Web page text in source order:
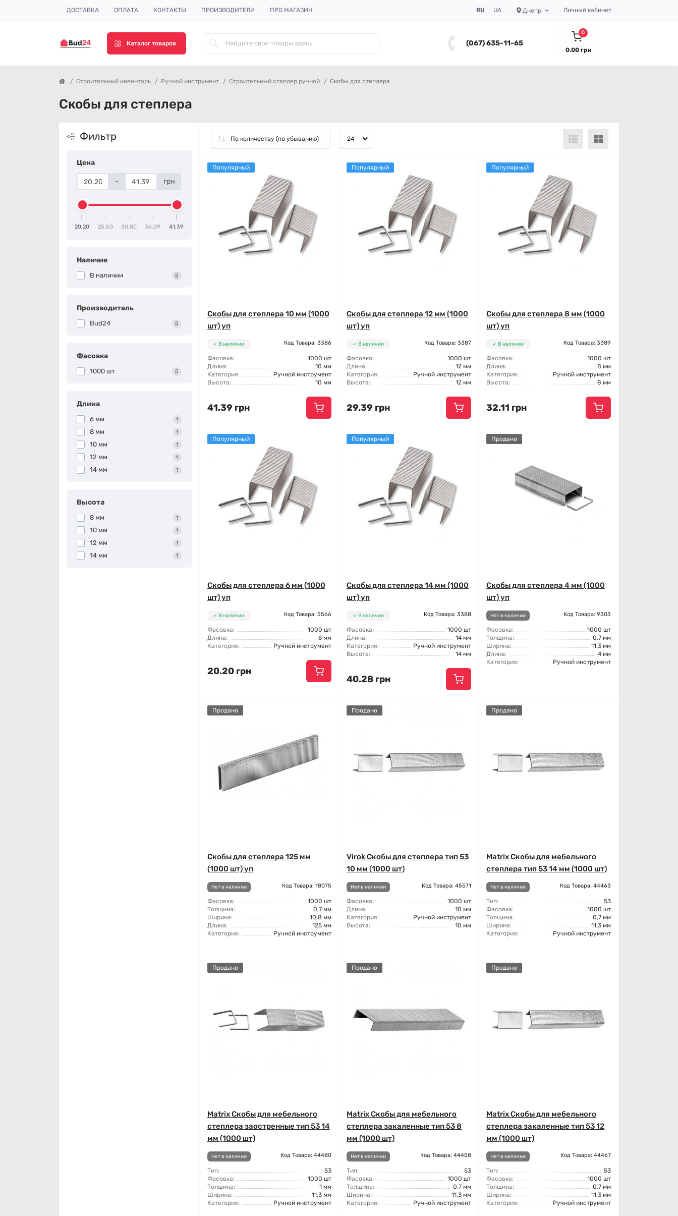
ДОСТАВКА ОПЛАТА КОНТАКТЫ ПРОИЗВОДИТЕЛИ ПРО МАГАЗИН RU UA Днепр Личный кабинет
Каталог товаров (067) 635-11-65
0
0.00 грн
Строительный инвентарь Ручной инструмент Строительный степлер ручной Скобы для степлера
Скобы для степлера
Фильтр
Цена
- грн
20,20 25,50 30,80 36,09 41,39
Наличие
В наличии 5
Производитель
Bud24 5
Фасовка
1000 шт 5
Длина
6 мм 1
8 мм 1
10 мм 1
12 мм 1
14 мм 1
Высота
8 мм 1
10 мм 1
12 мм 1
14 мм 1
Популярный
Скобы для степлера 10 мм (1000
шт) уп
В наличии Код Товара: 3386
Фасовка:
1000 шт
Длина:
10 мм
Категория:
Ручной инструмент
Высота:
10 мм
41.39 грн
Популярный
Скобы для степлера 12 мм (1000
шт) уп
В наличии Код Товара: 3387
Фасовка:
1000 шт
Длина:
12 мм
Категория:
Ручной инструмент
Высота:
12 мм
29.39 грн
Популярный
Скобы для степлера 8 мм (1000
шт) уп
В наличии Код Товара: 3389
Фасовка:
1000 шт
Длина:
8 мм
Категория:
Ручной инструмент
Высота:
8 мм
32.11 грн
Популярный
Скобы для степлера 6 мм (1000
шт) уп
В наличии Код Товара: 5566
Фасовка:
1000 шт
Длина:
6 мм
Категория:
Ручной инструмент
20.20 грн
Популярный
Скобы для степлера 14 мм (1000
шт) уп
В наличии Код Товара: 3388
Фасовка:
1000 шт
Длина:
14 мм
Категория:
Ручной инструмент
Высота:
14 мм
40.28 грн
Продано
Скобы для степлера 4 мм (1000
шт) уп
Нет в наличии Код Товара: 9303
Фасовка:
1000 шт
Толщина:
0,7 мм
Ширина:
11,3 мм
Длина:
4 мм
Категория:
Ручной инструмент
Продано
Скобы для степлера 125 мм
(1000 шт) уп
Нет в наличии Код Товара: 18075
Фасовка:
1000 шт
Толщина:
0,7 мм
Ширина:
10,8 мм
Длина:
125 мм
Категория:
Ручной инструмент
Продано
Virok Скобы для степлера тип 53
10 мм (1000 шт)
Нет в наличии Код Товара: 45571
Фасовка:
1000 шт
Длина:
10 мм
Категория:
Ручной инструмент
Высота:
10 мм
Продано
Matrix Скобы для мебельного
степлера тип 53 14 мм (1000 шт)
Нет в наличии Код Товара: 44463
Тип:
53
Фасовка:
1000 шт
Толщина:
0,7 мм
Ширина:
11,3 мм
Категория:
Ручной инструмент
Продано
Matrix Скобы для мебельного
степлера заостренные тип 53 14
мм (1000 шт)
Нет в наличии Код Товара: 44480
Тип:
53
Фасовка:
1000 шт
Толщина:
1 мм
Ширина:
11,3 мм
Категория:
Ручной инструмент
Продано
Matrix Скобы для мебельного
степлера закаленные тип 53 8
мм (1000 шт)
Нет в наличии Код Товара: 44458
Тип:
53
Фасовка:
1000 шт
Толщина:
0,7 мм
Ширина:
11,3 мм
Категория:
Ручной инструмент
Продано
Matrix Скобы для мебельного
степлера закаленные тип 53 12
мм (1000 шт)
Нет в наличии Код Товара: 44467
Тип:
53
Фасовка:
1000 шт
Толщина:
0,7 мм
Ширина:
11,3 мм
Категория:
Ручной инструмент